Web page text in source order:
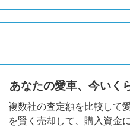
あなたの愛車、今いく
複数社の査定額を比較して
を賢く売却して、購入資金